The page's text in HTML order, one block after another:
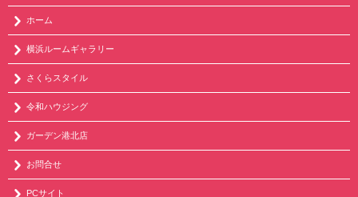
ホーム
横浜ルームギャラリー
さくらスタイル
令和ハウジング
ガーデン港北店
お問合せ
PCサイト